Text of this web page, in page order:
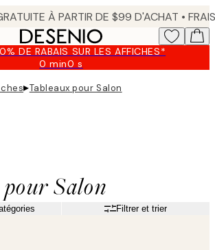
DE RABAIS SUR LES AFFICHES*
0 min0 s
Valable
jusqu'au
:
▸Tableaux pour Salon
Salon
Filtrer et trier